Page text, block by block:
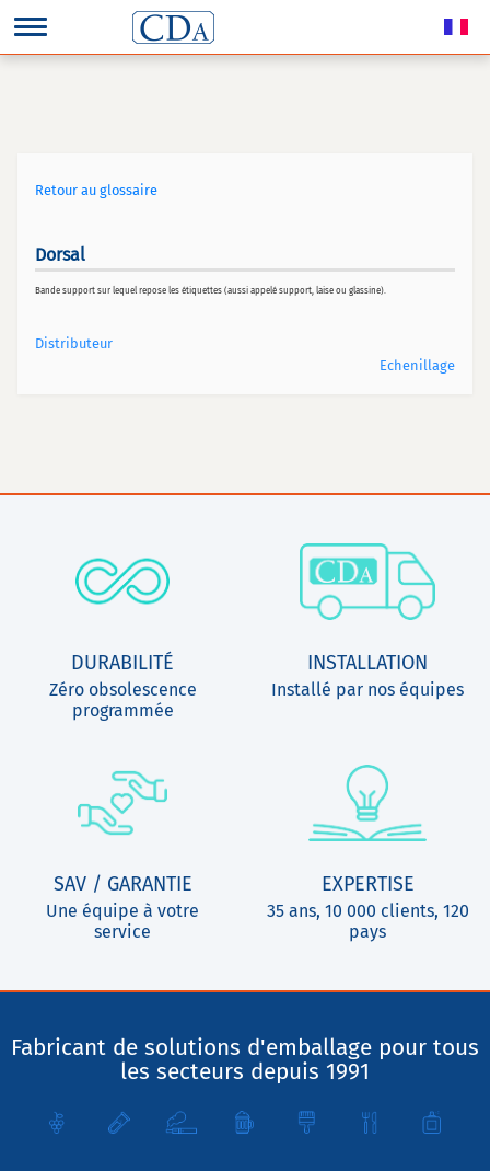
Retour au glossaire
Dorsal
Bande support sur lequel repose les étiquettes (aussi appelé support, laise ou glassine).
Distributeur
Echenillage
DURABILITÉ
Zéro obsolescence
programmée
INSTALLATION
Installé par nos équipes
SAV / GARANTIE
Une équipe à votre
service
EXPERTISE
35 ans, 10 000 clients, 120
pays
Fabricant de solutions d'emballage pour tous
les secteurs depuis 1991